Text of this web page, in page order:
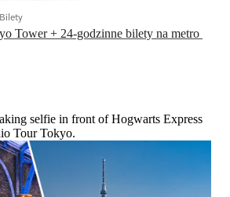
Tower + 24-godzinne bilety na metro
selfie in front of Hogwarts Express
Tour Tokyo.